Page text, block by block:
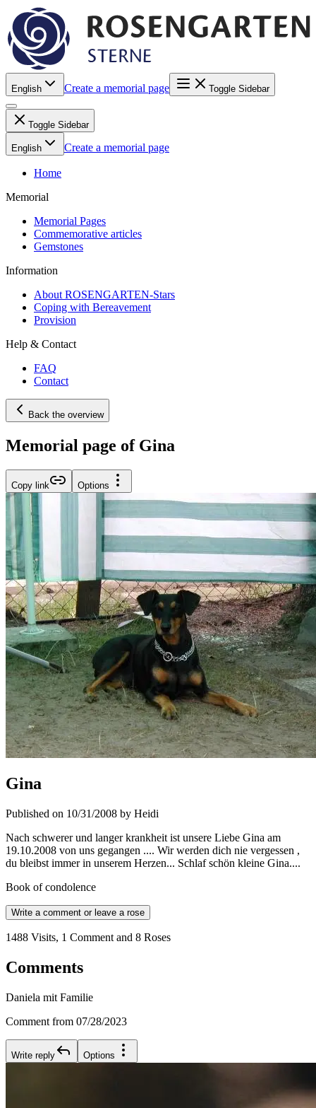
English Create a memorial page Toggle Sidebar
Toggle Sidebar
English Create a memorial page
Home
Memorial
Memorial Pages
Commemorative articles
Gemstones
Information
About ROSENGARTEN-Stars
Coping with Bereavement
Provision
Help & Contact
FAQ
Contact
Back the overview
Memorial page of Gina
Copy link Options
Gina
Published on 10/31/2008 by Heidi
Nach schwerer und langer krankheit ist unsere Liebe Gina am
19.10.2008 von uns gegangen .... Wir werden dich nie vergessen ,
du bleibst immer in unserem Herzen... Schlaf schön kleine Gina....
Book of condolence
Write a comment or leave a rose
1488 Visits, 1 Comment and 8 Roses
Comments
Daniela mit Familie
Comment from 07/28/2023
Write reply Options